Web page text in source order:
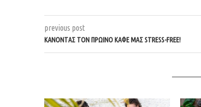
previous post
ΚΑΝΟΝΤΑΣ ΤΟΝ ΠΡΩΙΝΟ ΚΑΦΕ ΜΑΣ STRESS-FREE!